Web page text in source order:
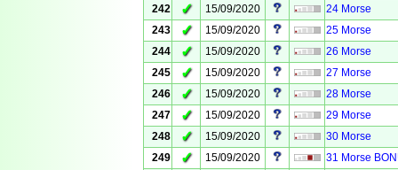
242
✓ 15/09/2020
24 Morse
243
✓ 15/09/2020
25 Morse
244
✓ 15/09/2020
26 Morse
245
✓ 15/09/2020
27 Morse
246
✓ 15/09/2020
28 Morse
247
✓ 15/09/2020
29 Morse
248
✓ 15/09/2020
30 Morse
249
✓ 15/09/2020
31 Morse